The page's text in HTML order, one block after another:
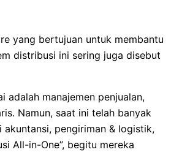
yang bertujuan untuk membantu
distribusi ini sering juga disebut
manajemen penjualan,
Namun, saat ini telah banyak
pengiriman & logistik,
All-in-One”, begitu mereka